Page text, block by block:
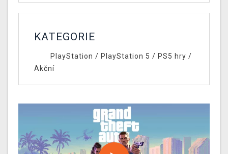
KATEGORIE
PlayStation / PlayStation 5 / PS5 hry /
Akční